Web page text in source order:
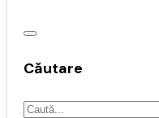
Căutare
Caută